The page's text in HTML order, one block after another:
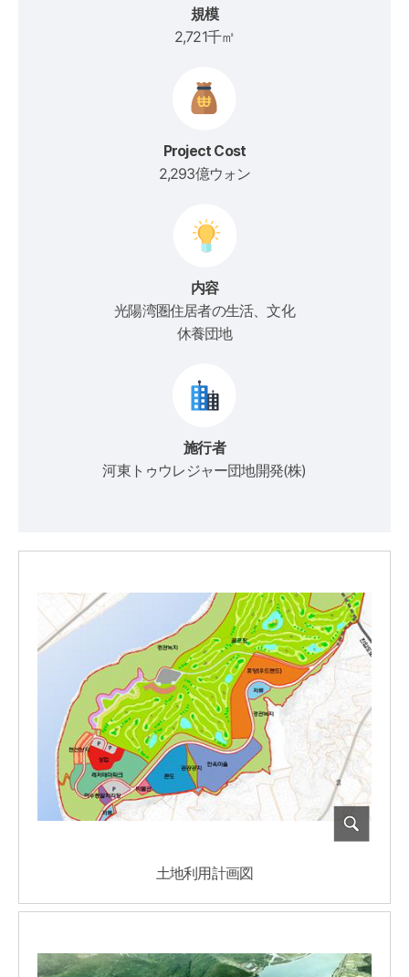
規模
2,721千㎡
Project Cost
2,293億ウォン
内容
光陽湾圏住居者の生活、文化
休養団地
施行者
河東トゥウレジャー団地開発(株)
土地利用計画図